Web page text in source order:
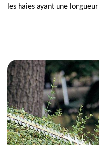
les haies ayant une